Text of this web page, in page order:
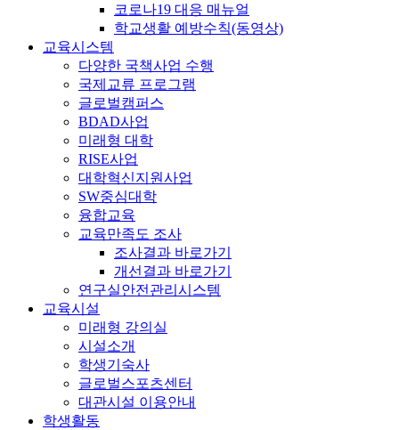
코로나19 대응 매뉴얼
학교생활 예방수칙(동영상)
교육시스템
다양한 국책사업 수행
국제교류 프로그램
글로벌캠퍼스
BDAD사업
미래형 대학
RISE사업
대학혁신지원사업
SW중심대학
융합교육
교육만족도 조사
조사결과 바로가기
개선결과 바로가기
연구실안전관리시스템
교육시설
미래형 강의실
시설소개
학생기숙사
글로벌스포츠센터
대관시설 이용안내
학생활동